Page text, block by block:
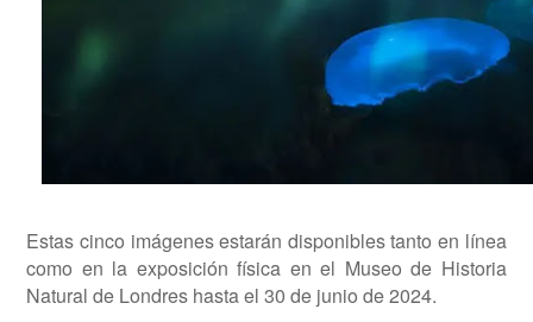
Estas cinco imágenes estarán disponibles tanto en línea
como en la exposición física en el Museo de Historia
Natural de Londres hasta el 30 de junio de 2024.